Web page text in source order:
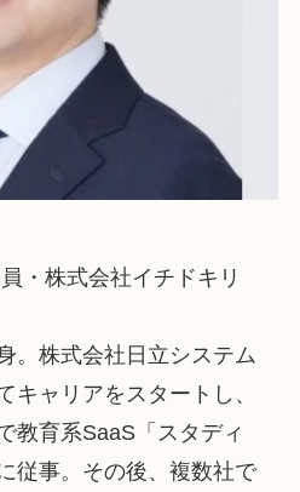
・株式会社イチドキリ
。株式会社日立システム
キャリアをスタートし、
教育系SaaS「スタディ
従事。その後、複数社で